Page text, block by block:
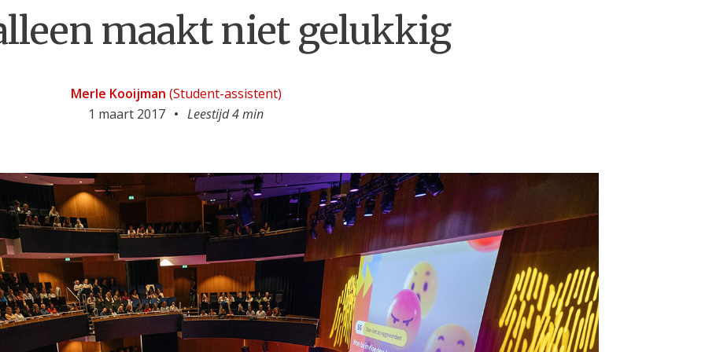
maakt niet gelukkig
Merle Kooijman (Student-assistent)
1 maart 2017
Leestijd 4 min